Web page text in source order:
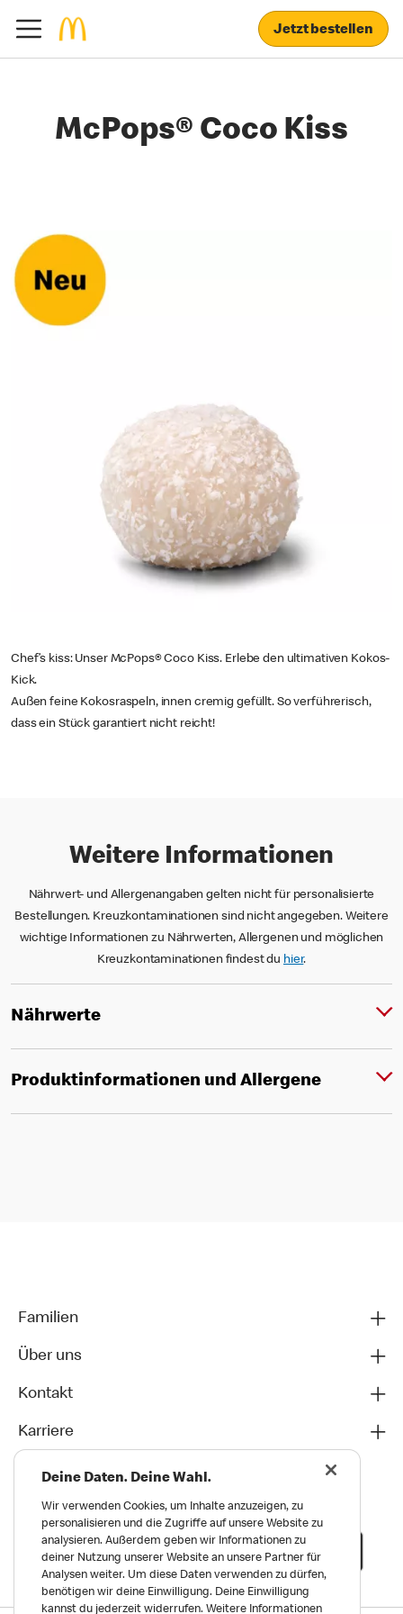
Jetzt bestellen
McPops® Coco Kiss
Chef’s kiss: Unser McPops® Coco Kiss. Erlebe den ultimativen Kokos-
Kick.
Außen feine Kokosraspeln, innen cremig gefüllt. So verführerisch,
dass ein Stück garantiert nicht reicht!
Weitere Informationen
Nährwert- und Allergenangaben gelten nicht für personalisierte
Bestellungen. Kreuzkontaminationen sind nicht angegeben. Weitere
wichtige Informationen zu Nährwerten, Allergenen und möglichen
Kreuzkontaminationen findest du hier.
Nährwerte
Produktinformationen und Allergene
Familien
Über uns
Kontakt
Karriere
Deine Daten. Deine Wahl.
Wir verwenden Cookies, um Inhalte anzuzeigen, zu
personalisieren und die Zugriffe auf unsere Website zu
analysieren. Außerdem geben wir Informationen zu
deiner Nutzung unserer Website an unsere Partner für
Analysen weiter. Um diese Daten verwenden zu dürfen,
benötigen wir deine Einwilligung. Deine Einwilligung
kannst du jederzeit widerrufen. Weitere Informationen